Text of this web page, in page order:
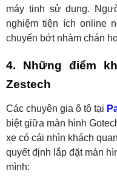
máy tinh sử dụng.
nghiệm tiện ích online
chuyển bớt nhàm chán
4. Những điểm
Zestech
Các chuyên gia ô tô tại
biệt giữa màn hình
xe có cái nhìn khách
quyết định lắp đặt màn
mình: